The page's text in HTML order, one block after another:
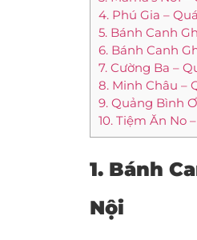
4. Phú Gia –
5. Bánh Canh
6. Bánh Canh
7. Cường Ba –
8. Minh Châu –
9. Quảng Bình
10. Tiệm Ăn No
1. Bánh
Nội